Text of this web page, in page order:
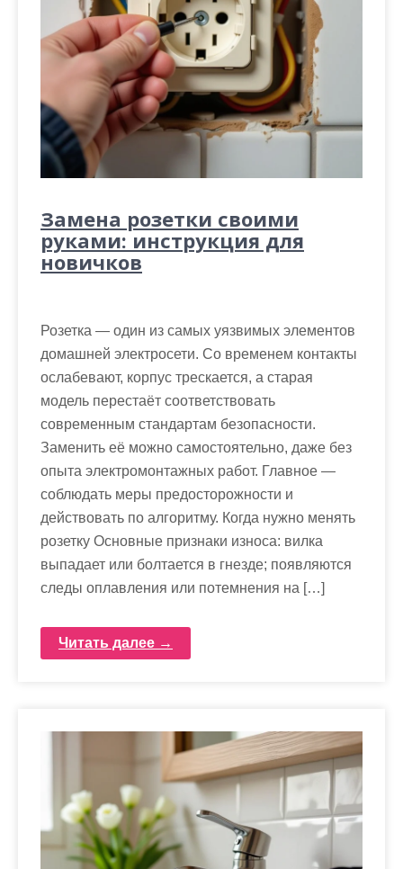
Замена розетки своими
руками: инструкция для
новичков
Розетка — один из самых уязвимых элементов
домашней электросети. Со временем контакты
ослабевают, корпус трескается, а старая
модель перестаёт соответствовать
современным стандартам безопасности.
Заменить её можно самостоятельно, даже без
опыта электромонтажных работ. Главное —
соблюдать меры предосторожности и
действовать по алгоритму. Когда нужно менять
розетку Основные признаки износа: вилка
выпадает или болтается в гнезде; появляются
следы оплавления или потемнения на […]
Читать далее →